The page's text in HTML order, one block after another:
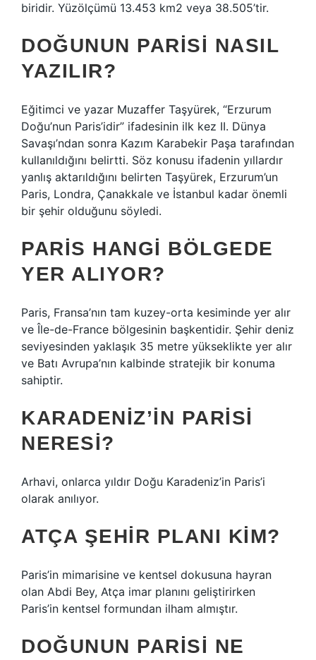
biridir. Yüzölçümü 13.453 km2 veya 38.505’tir.
DOĞUNUN PARISI NASIL
YAZILIR?
Eğitimci ve yazar Muzaffer Taşyürek, “Erzurum
Doğu’nun Paris’idir” ifadesinin ilk kez II. Dünya
Savaşı’ndan sonra Kazım Karabekir Paşa tarafından
kullanıldığını belirtti. Söz konusu ifadenin yıllardır
yanlış aktarıldığını belirten Taşyürek, Erzurum’un
Paris, Londra, Çanakkale ve İstanbul kadar önemli
bir şehir olduğunu söyledi.
PARIS HANGI BÖLGEDE
YER ALIYOR?
Paris, Fransa’nın tam kuzey-orta kesiminde yer alır
ve Île-de-France bölgesinin başkentidir. Şehir deniz
seviyesinden yaklaşık 35 metre yükseklikte yer alır
ve Batı Avrupa’nın kalbinde stratejik bir konuma
sahiptir.
KARADENIZ’IN PARISI
NERESI?
Arhavi, onlarca yıldır Doğu Karadeniz’in Paris’i
olarak anılıyor.
ATÇA ŞEHIR PLANI KIM?
Paris’in mimarisine ve kentsel dokusuna hayran
olan Abdi Bey, Atça imar planını geliştirirken
Paris’in kentsel formundan ilham almıştır.
DOĞUNUN PARISI NE